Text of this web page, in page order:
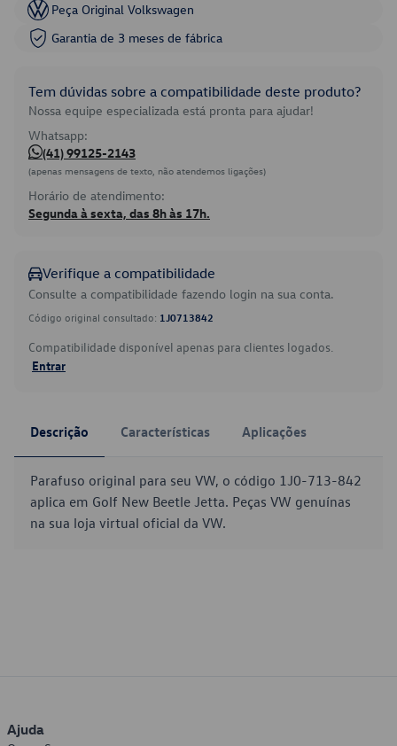
Peça Original Volkswagen
Garantia de 3 meses de fábrica
Tem dúvidas sobre a compatibilidade deste produto?
Nossa equipe especializada está pronta para ajudar!
Whatsapp:
(41) 99125-2143
(apenas mensagens de texto, não atendemos ligações)
Horário de atendimento:
Segunda à sexta, das 8h às 17h.
Verifique a compatibilidade
Consulte a compatibilidade fazendo login na sua conta.
Código original consultado: 1J0713842
Compatibilidade disponível apenas para clientes logados.
Entrar
Descrição Características Aplicações
Parafuso original para seu VW, o código 1J0-713-842
aplica em Golf New Beetle Jetta. Peças VW genuínas
na sua loja virtual oficial da VW.
Ajuda